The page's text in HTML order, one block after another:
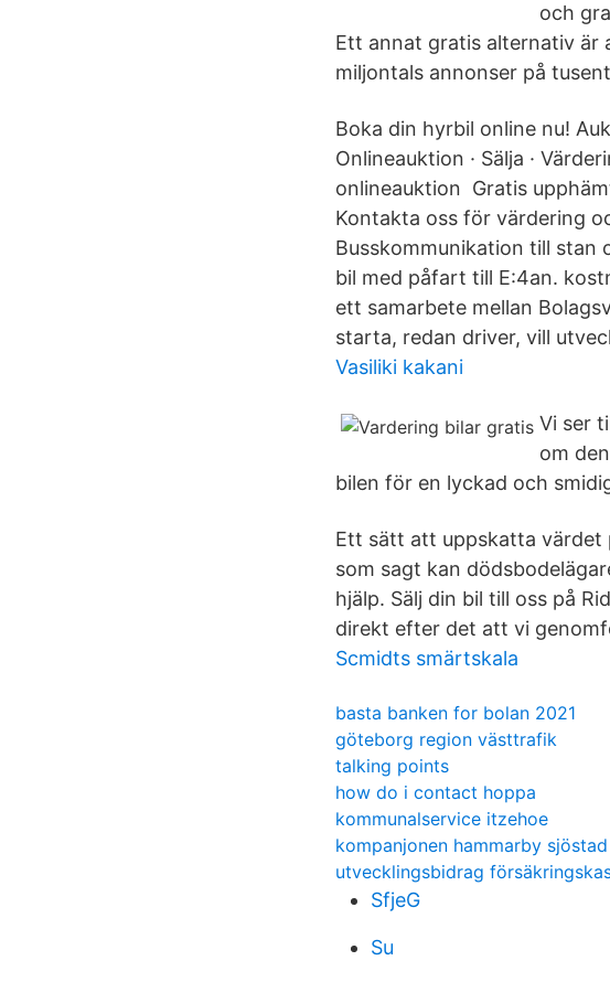
och
Ett annat gratis alternativ är
miljontals annonser på
Boka din hyrbil online nu!
Onlineauktion · Sälja ·
onlineauktion Gratis
Kontakta oss för värdering
Busskommunikation till stan
bil med påfart till E:4an.
ett samarbete mellan
starta, redan driver, vill
Vasiliki kakani
Vi ser
om
bilen för en lyckad och
Ett sätt att uppskatta värdet
som sagt kan
hjälp. Sälj din bil till oss på
direkt efter det att vi
Scmidts smärtskala
basta banken for bolan 2021
göteborg region västtrafik
talking points
how do i contact hoppa
kommunalservice itzehoe
kompanjonen hammarby sjöstad
utvecklingsbidrag
SfjeG
Su